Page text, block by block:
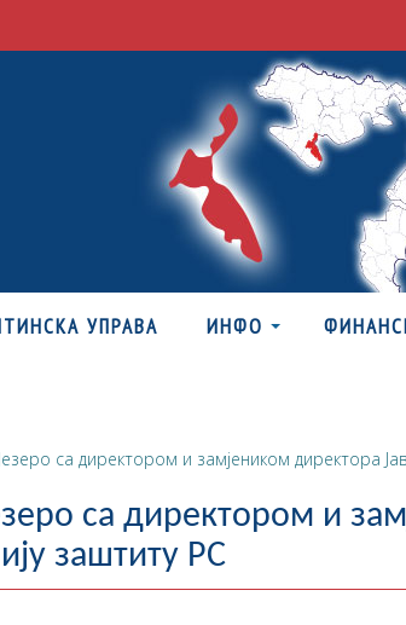
УПРАВА ИНФО
са директором и замјеником директора
са директором и
заштиту РС